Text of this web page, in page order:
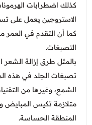
كذلك اضطرابات
الاستروجين يعمل على
كما أن التقدم في العمر
التصبغات.
بالمثل طرق إزالة
تصبغات الجلد في هذه
الشمع، وغيرها من
متلازمة تكيس المبايض
المنطقة الحساسة.